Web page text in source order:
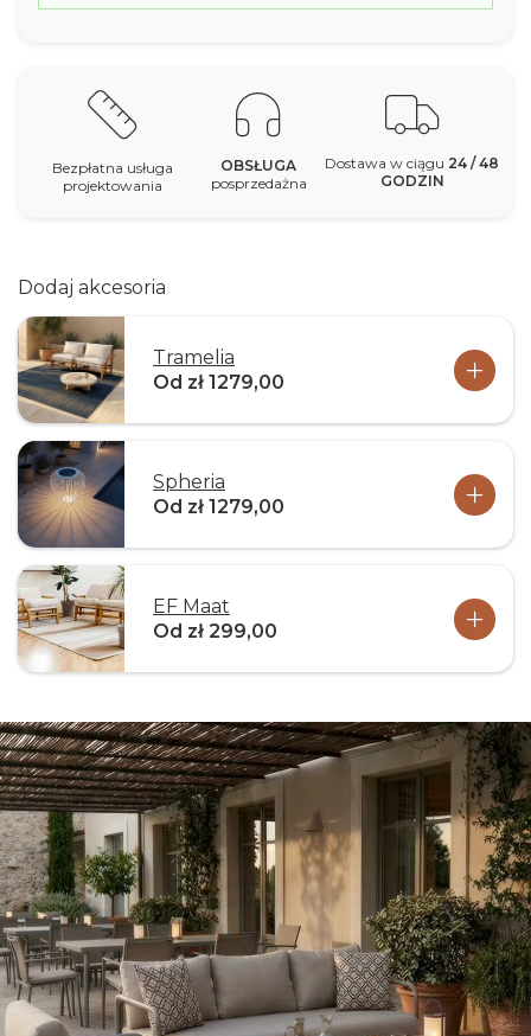
Bezpłatna usługa
projektowania
OBSŁUGA
posprzedażna
Dostawa w ciągu 24 / 48
GODZIN
Dodaj akcesoria
Tramelia
Od zł 1279,00
Spheria
Od zł 1279,00
EF Maat
Od zł 299,00